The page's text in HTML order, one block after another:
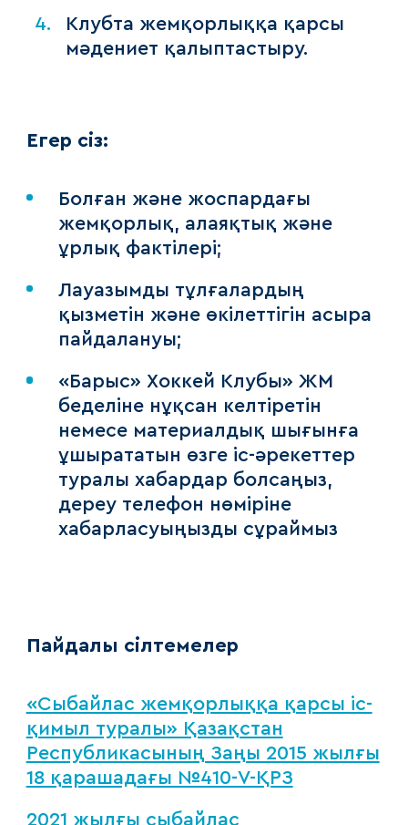
Клубта жемқорлыққа қарсы
мәдениет қалыптастыру.
Егер сіз:
Болған және жоспардағы
жемқорлық, алаяқтық және
ұрлық фактілері;
Лауазымды тұлғалардың
қызметін және өкілеттігін асыра
пайдалануы;
«Барыс» Хоккей Клубы» ЖМ
беделіне нұқсан келтіретін
немесе материалдық шығынға
ұшырататын өзге іс-әрекеттер
туралы хабардар болсаңыз,
дереу телефон нөміріне
хабарласуыңызды сұраймыз
Пайдалы сілтемелер
«Сыбайлас жемқорлыққа қарсы іс-
қимыл туралы» Қазақстан
Республикасының Заңы 2015 жылғы
18 қарашадағы №410-V-ҚРЗ
2021 жылғы сыбайлас